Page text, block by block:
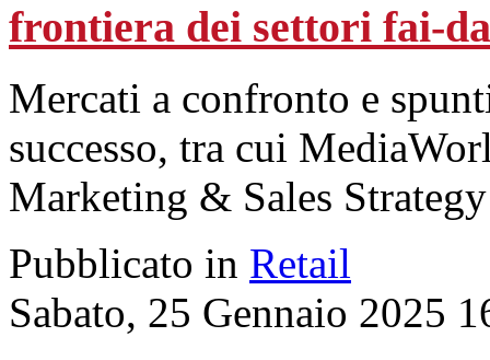
frontiera dei settori fai-
Mercati a confronto e
successo, tra cui
Marketing & Sales
Pubblicato in Retail
Sabato, 25 Gennaio 2025